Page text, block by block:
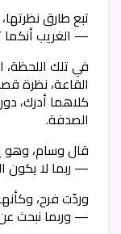
تبع طارق
— الغريب أنكما
في تلك
القاعة، نظرة
كلاهما أدرك،
الصدفة.
قال وسام،
— ربما لا يكون
وردّت فرح،
— وربما نبحث